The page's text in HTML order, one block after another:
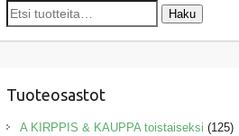
Etsi: Haku
Tuoteosastot
A KIRPPIS & KAUPPA toistaiseksi (125)